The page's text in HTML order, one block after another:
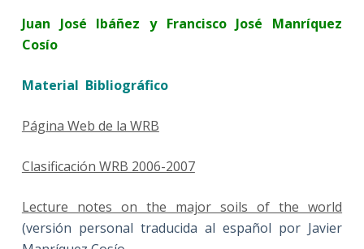
Juan José Ibáñez y Francisco José Manríquez
Cosío
Material Bibliográfico
Página Web de la WRB
Clasificación WRB 2006-2007
Lecture notes on the major soils of the world
(versión personal traducida al español por Javier